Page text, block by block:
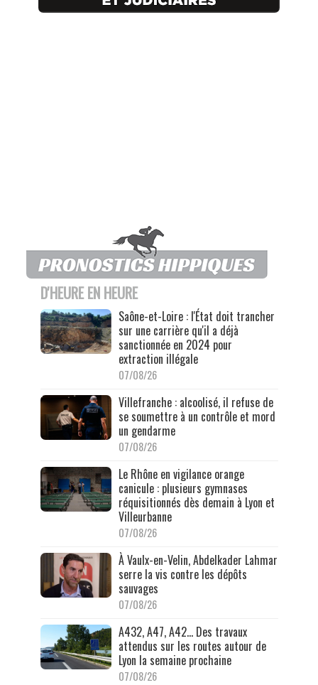
D'HEURE EN HEURE
Saône-et-Loire : l'État doit trancher
sur une carrière qu'il a déjà
sanctionnée en 2024 pour
extraction illégale
07/08/26
Villefranche : alcoolisé, il refuse de
se soumettre à un contrôle et mord
un gendarme
07/08/26
Le Rhône en vigilance orange
canicule : plusieurs gymnases
réquisitionnés dès demain à Lyon et
Villeurbanne
07/08/26
À Vaulx-en-Velin, Abdelkader Lahmar
serre la vis contre les dépôts
sauvages
07/08/26
A432, A47, A42… Des travaux
attendus sur les routes autour de
Lyon la semaine prochaine
07/08/26